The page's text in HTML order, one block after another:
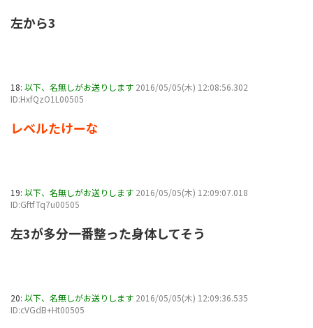
左から3
18: 以下、名無しがお送りします 2016/05/05(木) 12:08:56.302
ID:HxfQzO1L00505
レベルたけーな
19: 以下、名無しがお送りします 2016/05/05(木) 12:09:07.018
ID:GftfTq7u00505
左3が多分一番整った身体してそう
20: 以下、名無しがお送りします 2016/05/05(木) 12:09:36.535
ID:cVGdB+Ht00505